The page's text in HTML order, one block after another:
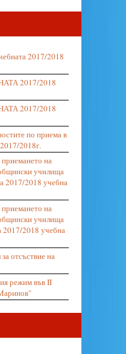
2017/2018
2017/2018
2017/2018
по приема в
2018г.
на
училища
2017/2018 учебна
на
училища
2017/2018 учебна
отсъствие на
режим във II